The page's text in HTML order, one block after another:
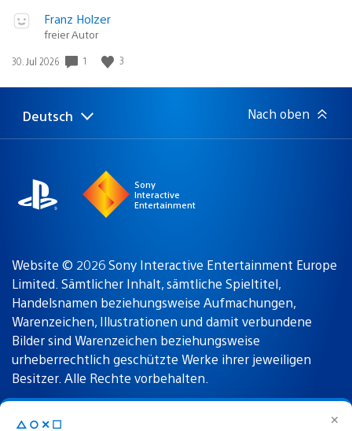
✕
△○✕☐
Veröffentlicht
Gewinnspiel
Franz Holzer
freier Autor
Veröffentlichungsdatum:
30. Jul 2026 1 3
Select
Aktuelle
Deutsch Nach oben
Sony
Interactive
Entertainment
Website © 2026 Sony Interactive Entertainment Europe
Limited. Sämtlicher Inhalt, sämtliche Spieltitel,
Handelsnamen beziehungsweise Aufmachungen,
Warenzeichen, Illustrationen und damit verbundene
Bilder sind Warenzeichen beziehungsweise
urheberrechtlich geschützte Werke ihrer jeweiligen
Besitzer. Alle Rechte vorbehalten.